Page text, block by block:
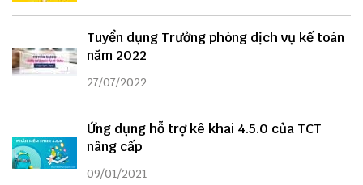
Tuyển dụng Trưởng phòng dịch vụ kế toán
năm 2022
27/07/2022
Ứng dụng hỗ trợ kê khai 4.5.0 của TCT
nâng cấp
09/01/2021